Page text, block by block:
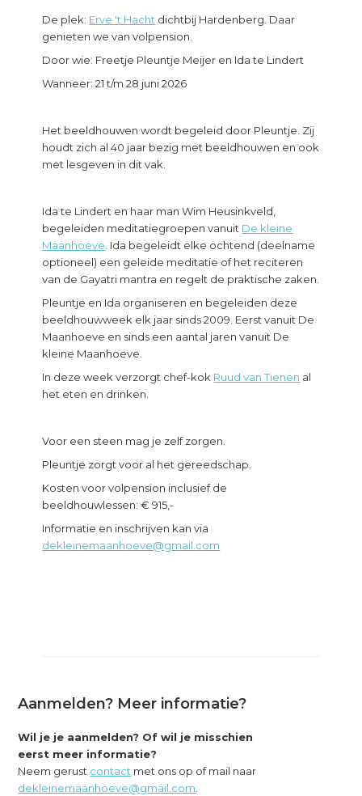
De plek: Erve 't Hacht dichtbij Hardenberg. Daar
genieten we van volpension.
Door wie: Freetje Pleuntje Meijer en Ida te Lindert
Wanneer: 21 t/m 28 juni 2026
Het beeldhouwen wordt begeleid door Pleuntje. Zij
houdt zich al 40 jaar bezig met beeldhouwen en ook
met lesgeven in dit vak.
Ida te Lindert en haar man Wim Heusinkveld,
begeleiden meditatiegroepen vanuit De kleine
Maanhoeve. Ida begeleidt elke ochtend (deelname
optioneel) een geleide meditatie of het reciteren
van de Gayatri mantra en regelt de praktische zaken.
Pleuntje en Ida organiseren en begeleiden deze
beeldhouwweek elk jaar sinds 2009. Eerst vanuit De
Maanhoeve en sinds een aantal jaren vanuit De
kleine Maanhoeve.
In deze week verzorgt chef-kok Ruud van Tienen al
het eten en drinken.
Voor een steen mag je zelf zorgen.
Pleuntje zorgt voor al het gereedschap.
Kosten voor volpension inclusief de
beeldhouwlessen: € 915,-
Informatie en inschrijven kan via
dekleinemaanhoeve@gmail.com
Aanmelden? Meer informatie?
Wil je je aanmelden? Of wil je misschien
eerst meer informatie?
Neem gerust contact met ons op of mail naar
dekleinemaanhoeve@gmail.com.